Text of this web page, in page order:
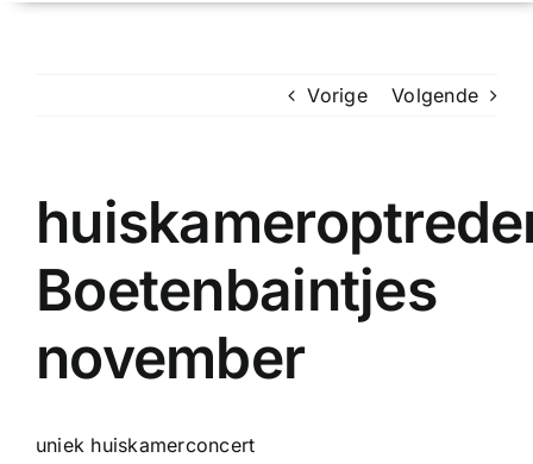
Vorige Volgende
Boetenbaintjes
november
uniek huiskamerconcert